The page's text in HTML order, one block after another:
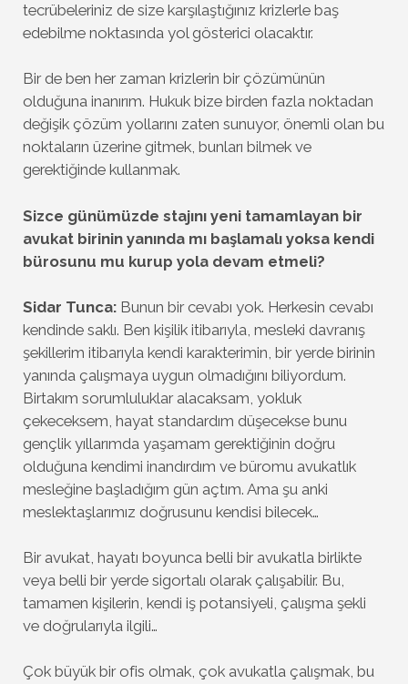
tecrübeleriniz de size karşılaştığınız krizlerle baş
edebilme noktasında yol gösterici olacaktır.
Bir de ben her zaman krizlerin bir çözümünün
olduğuna inanırım. Hukuk bize birden fazla noktadan
değişik çözüm yollarını zaten sunuyor, önemli olan bu
noktaların üzerine gitmek, bunları bilmek ve
gerektiğinde kullanmak.
Sizce günümüzde stajını yeni tamamlayan bir
avukat birinin yanında mı başlamalı yoksa kendi
bürosunu mu kurup yola devam etmeli?
Sidar Tunca:Bunun bir cevabı yok. Herkesin cevabı
kendinde saklı. Ben kişilik itibarıyla, mesleki davranış
şekillerim itibarıyla kendi karakterimin, bir yerde birinin
yanında çalışmaya uygun olmadığını biliyordum.
Birtakım sorumluluklar alacaksam, yokluk
çekeceksem, hayat standardım düşecekse bunu
gençlik yıllarımda yaşamam gerektiğinin doğru
olduğuna kendimi inandırdım ve büromu avukatlık
mesleğine başladığım gün açtım. Ama şu anki
meslektaşlarımız doğrusunu kendisi bilecek…
Bir avukat, hayatı boyunca belli bir avukatla birlikte
veya belli bir yerde sigortalı olarak çalışabilir. Bu,
tamamen kişilerin, kendi iş potansiyeli, çalışma şekli
ve doğrularıyla ilgili…
Çok büyük bir ofis olmak, çok avukatla çalışmak, bu